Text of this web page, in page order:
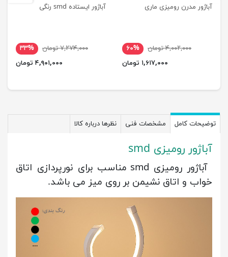
آباژور مدرن رومیزی ماری
۴,۰۰۲,۰۰۰ تومان
۶۰%
۱,۶۱۷,۰۰۰ تومان
آباژور ایستاده smd رنگی
۷,۲۷۴,۰۰۰ تومان
۳۳%
۴,۹۰۱,۰۰۰ تومان
توضیحات کامل مشخصات فنی نظرها درباره کالا
آباژور رومیزی smd
آباژور رومیزی smd مناسب برای نورپردازی اتاق
خواب و اتاق نشیمن بر روی میز می باشد.